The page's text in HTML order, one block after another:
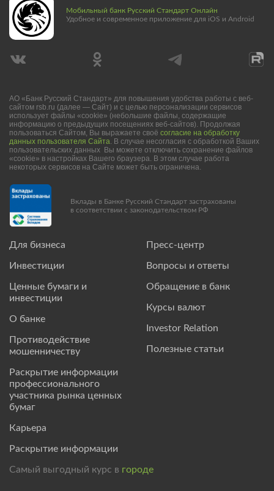
Для бизнеса
Инвестиции
Ценные бумаги и
инвестиции
О банке
Противодействие
мошенничеству
Раскрытие информации
профессионального
участника рынка ценных
бумаг
Карьера
Раскрытие информации
Пресс-центр
Вопросы и ответы
Обращение в банк
Курсы валют
Investor Relation
Полезные статьи
Мобильный банк Русский Стандарт Онлайн
Удобное и современное приложение для iOS и Android
АО «Банк Русский Стандарт» для повышения удобства работы с веб-
сайтом rsb.ru (далее — Сайт) и с целью персонализации сервисов
использует файлы «cookie» (небольшие файлы, содержащие
информацию о предыдущих посещениях веб-сайтов). Продолжая
пользоваться Сайтом, Вы выражаете своё согласие на обработку
данных пользователя Сайта. В случае несогласия с обработкой Ваших
пользовательских данных Вы можете отключить сохранение файлов
«cookie» в настройках Вашего браузера. В этом случае работа
некоторых сервисов на Сайте может быть ограничена.
Вклады в Банке Русский Стандарт застрахованы
в соответствии с законодательством РФ
Самый выгодный курс в городе